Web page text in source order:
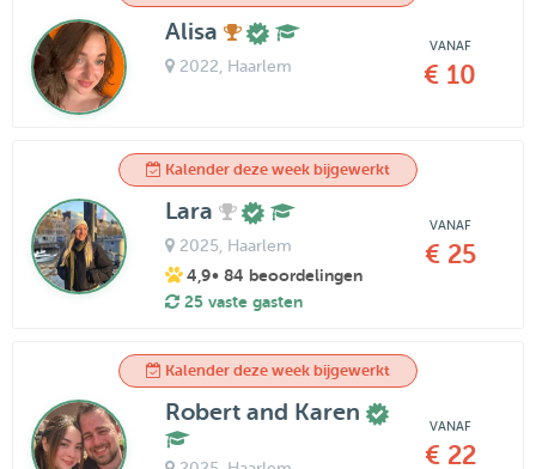
Alisa
2022 , Haarlem
VANAF
€ 10
Kalender deze week bijgewerkt
Lara
2025, Haarlem
4,9• 84 beoordelingen
25 vaste gasten
VANAF
€ 25
Kalender deze week bijgewerkt
Robert and Karen
VANAF
€ 22